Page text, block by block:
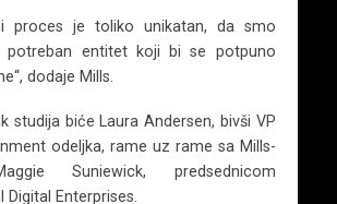
proces je toliko unikatan, da smo
potreban entitet koji bi se potpuno
dodaje Mills.
studija biće Laura Andersen, bivši VP
odeljka, rame uz rame sa Mills-
Suniewick, predsednicom
Digital Enterprises.